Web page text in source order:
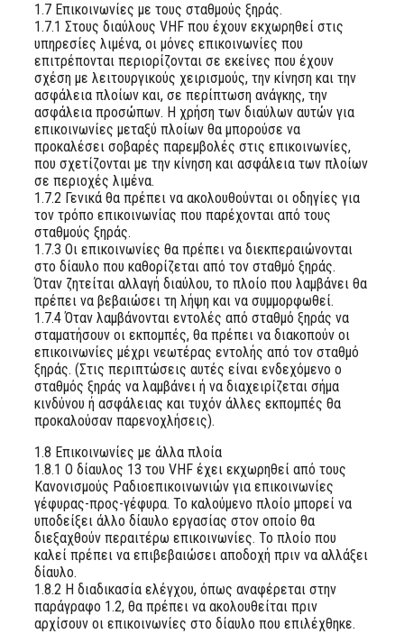
1.7 Επικοινωνίες με τους σταθμούς ξηράς.
1.7.1 Στους διαύλους VHF που έχουν εκχωρηθεί στις
υπηρεσίες λιμένα, οι μόνες επικοινωνίες που
επιτρέπονται περιορίζονται σε εκείνες που έχουν
σχέση με λειτουργικούς χειρισμούς, την κίνηση και την
ασφάλεια πλοίων και, σε περίπτωση ανάγκης, την
ασφάλεια προσώπων. Η χρήση των διαύλων αυτών για
επικοινωνίες μεταξύ πλοίων θα μπορούσε να
προκαλέσει σοβαρές παρεμβολές στις επικοινωνίες,
που σχετίζονται με την κίνηση και ασφάλεια των πλοίων
σε περιοχές λιμένα.
1.7.2 Γενικά θα πρέπει να ακολουθούνται οι οδηγίες για
τον τρόπο επικοινωνίας που παρέχονται από τους
σταθμούς ξηράς.
1.7.3 Οι επικοινωνίες θα πρέπει να διεκπεραιώνονται
στο δίαυλο που καθορίζεται από τον σταθμό ξηράς.
Όταν ζητείται αλλαγή διαύλου, το πλοίο που λαμβάνει θα
πρέπει να βεβαιώσει τη λήψη και να συμμορφωθεί.
1.7.4 Όταν λαμβάνονται εντολές από σταθμό ξηράς να
σταματήσουν οι εκπομπές, θα πρέπει να διακοπούν οι
επικοινωνίες μέχρι νεωτέρας εντολής από τον σταθμό
ξηράς. (Στις περιπτώσεις αυτές είναι ενδεχόμενο ο
σταθμός ξηράς να λαμβάνει ή να διαχειρίζεται σήμα
κινδύνου ή ασφάλειας και τυχόν άλλες εκπομπές θα
προκαλούσαν παρενοχλήσεις).
1.8 Επικοινωνίες με άλλα πλοία
1.8.1 Ο δίαυλος 13 του VHF έχει εκχωρηθεί από τους
Κανονισμούς Ραδιοεπικοινωνιών για επικοινωνίες
γέφυρας-προς-γέφυρα. Το καλούμενο πλοίο μπορεί να
υποδείξει άλλο δίαυλο εργασίας στον οποίο θα
διεξαχθούν περαιτέρω επικοινωνίες. Το πλοίο που
καλεί πρέπει να επιβεβαιώσει αποδοχή πριν να αλλάξει
δίαυλο.
1.8.2 Η διαδικασία ελέγχου, όπως αναφέρεται στην
παράγραφο 1.2, θα πρέπει να ακολουθείται πριν
αρχίσουν οι επικοινωνίες στο δίαυλο που επιλέχθηκε.